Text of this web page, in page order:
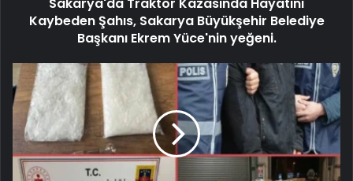
Kaybeden Şahıs, Sakarya Büyükşehir Belediye
Başkanı Ekrem Yüce'nin yeğeni.